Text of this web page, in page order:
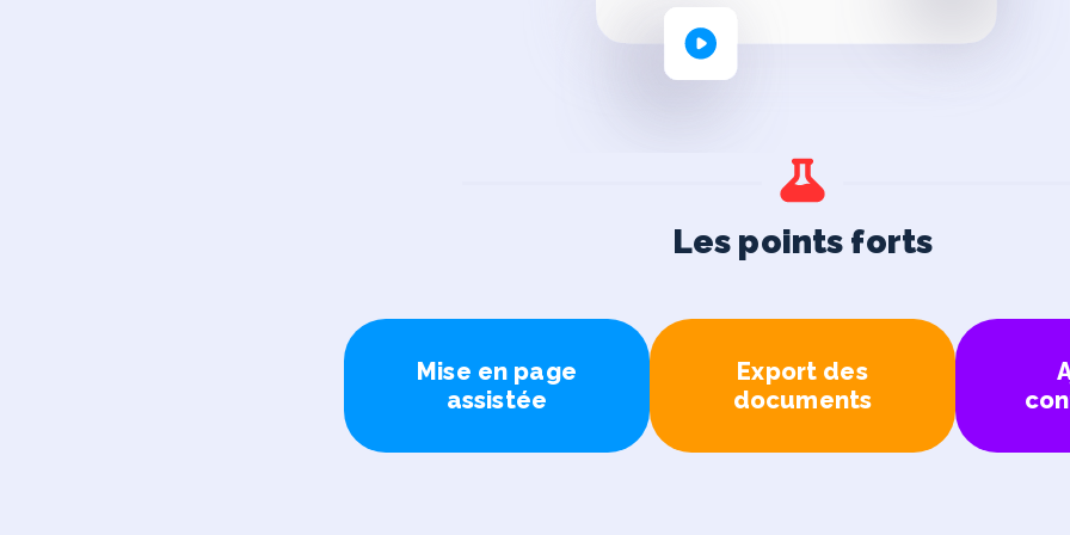
Les points forts
Mise en page
assistée
Export des
documents